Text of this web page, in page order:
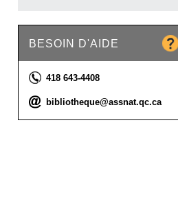
BESOIN D'AIDE
Téléphone :
418 643-4408
Courriel :
bibliotheque@assnat.qc.ca